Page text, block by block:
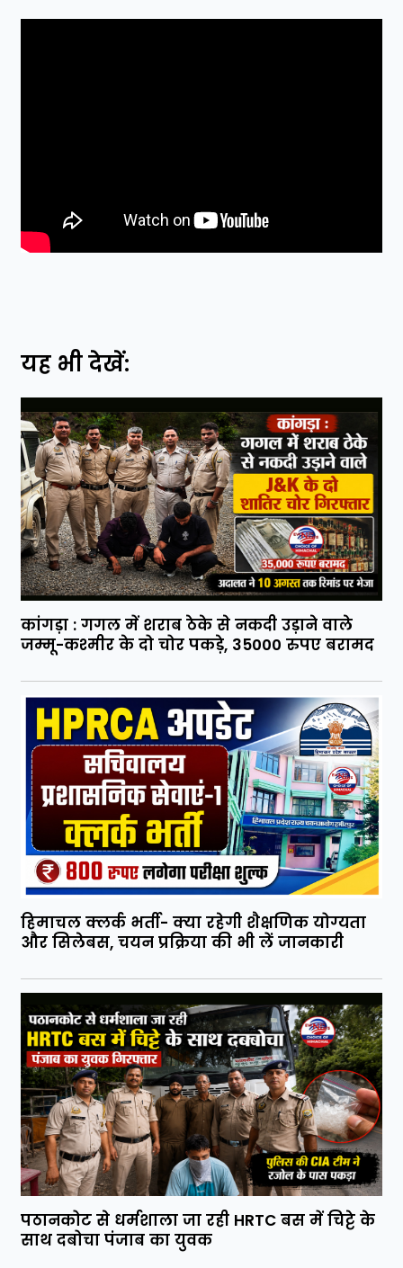
यह भी देखें:
कांगड़ा : गगल में शराब ठेके से नकदी उड़ाने वाले
जम्मू-कश्मीर के दो चोर पकड़े, 35000 रुपए बरामद
हिमाचल क्लर्क भर्ती- क्या रहेगी शैक्षणिक योग्यता
और सिलेबस, चयन प्रक्रिया की भी लें जानकारी
पठानकोट से धर्मशाला जा रही HRTC बस में चिट्टे के
साथ दबोचा पंजाब का युवक